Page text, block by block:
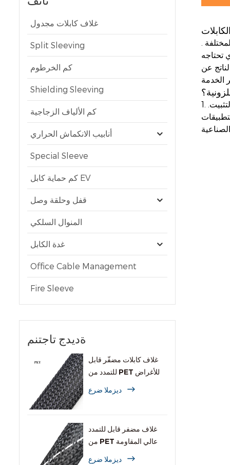
غلاف كابلات مجدول
Split Sleeving
كم الخرطوم
Shielding Sleeving
كم الألياف الزجاجية
أنابيب الانكماش الحراري
Special Sleeve
كم حماية كابل EV
قفل وحلقة وصل
المنوال السلكي
غدة الكابل
Office Cable Management
Fire Sleeve
ةديدج تاجتنم
غلاف كابلات مضفّر قابل
للتمدد من PET للأغراض
ديزملا ضرع
غلاف مضفر قابل للتمدد
من PET عالي المقاومة
ديزملا ضرع
عن
الصناعية